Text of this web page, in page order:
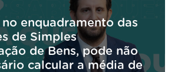
no enquadramento das
de Simples
de Bens, pode não
calcular a média de